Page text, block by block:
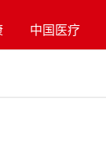
中国医疗